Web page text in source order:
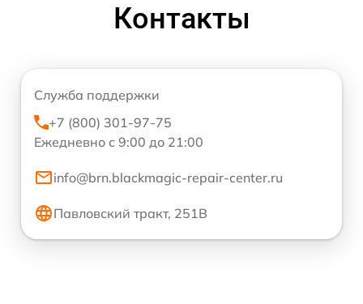
Контакты
Служба поддержки
+7 (800) 301-97-75
Ежедневно с 9:00 до 21:00
info@brn.blackmagic-repair-center.ru
Павловский тракт, 251В